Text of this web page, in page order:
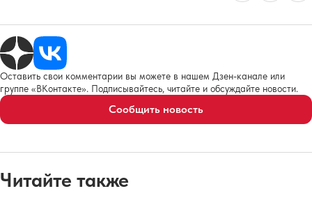
Оставить свои комментарии вы можете в нашем Дзен-канале или
группе «ВКонтакте». Подписывайтесь, читайте и обсуждайте новости.
Сообщить новость
Читайте также